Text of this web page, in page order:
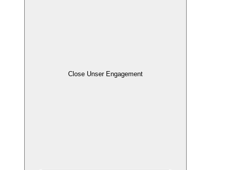
Close Unser Engagement